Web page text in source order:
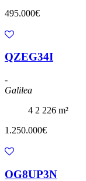
495.000€
QZEG34I
-
Galilea
4 2 226 m²
1.250.000€
OG8UP3N